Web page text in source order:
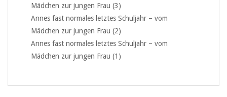
Mädchen zur jungen Frau (3)
Annes fast normales letztes Schuljahr – vom
Mädchen zur jungen Frau (2)
Annes fast normales letztes Schuljahr – vom
Mädchen zur jungen Frau (1)